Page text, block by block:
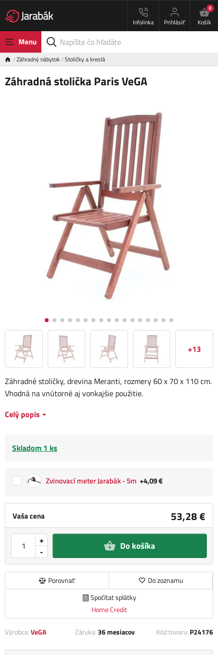
Infolinka Prihlásiť
0
Košík
Menu
Záhradný nábytok Stoličky a kreslá
Záhradná stolička Paris VeGA
+13
Vaša cena 53,28 €
-
+ Do košíka
Porovnať
Do zoznamu
Spočítat splátky
Home Credit
Záhradné stoličky, drevina Meranti, rozmery 60 x 70 x 110 cm.
Vhodná na vnútorné aj vonkajšie použitie.
Celý popis
Skladom 1 ks
Zvinovací meter Jarabák - 5m +4,09 €
Výrobca:VeGA Záruka:36 mesiacov Kód tovaru: P24176